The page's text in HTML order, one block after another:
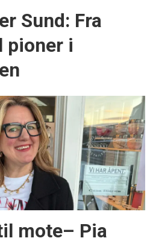
Sund: Fra
pioner i
mote– Pia